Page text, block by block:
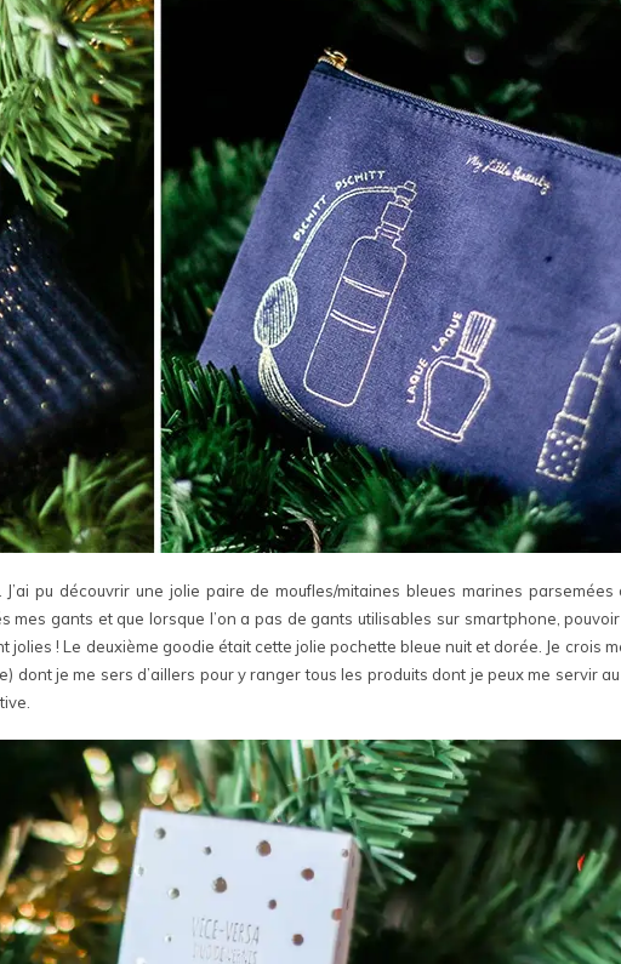
pu découvrir une jolie paire de moufles/mitaines bleues marines parsemées
gants et que lorsque l’on a pas de gants utilisables sur smartphone,
! Le deuxième goodie était cette jolie pochette bleue nuit et dorée. Je crois
dont je me sers d’aillers pour y ranger tous les produits dont je peux me servir